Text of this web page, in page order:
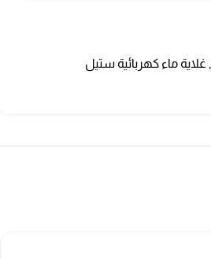
, غلاية ماء كهربائية ستيل